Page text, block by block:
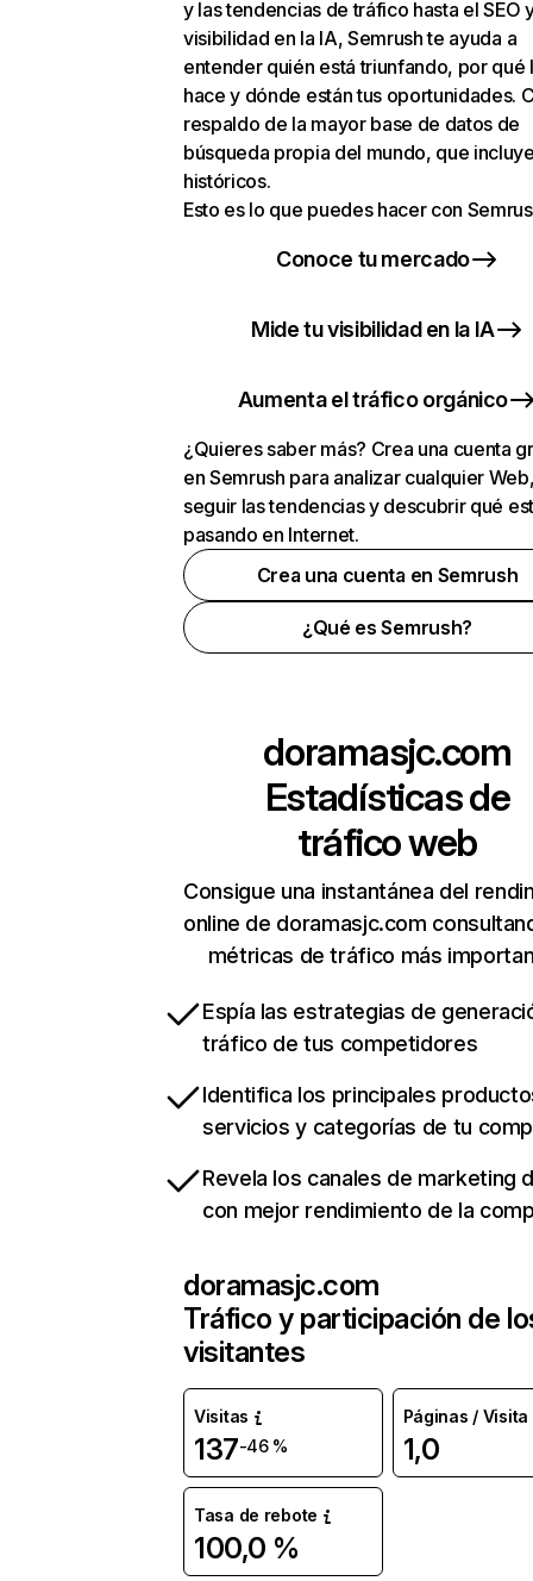
y las tendencias de tráfico hasta el SEO
visibilidad en la IA, Semrush te ayuda a
entender quién está triunfando, por qué
hace y dónde están tus oportunidades.
respaldo de la mayor base de datos de
búsqueda propia del mundo, que
históricos.
Esto es lo que puedes hacer con
Conoce tu mercado
Mide tu visibilidad en la IA
Aumenta el tráfico orgánico
¿Quieres saber más? Crea una cuenta
en Semrush para analizar cualquier
seguir las tendencias y descubrir qué
pasando en Internet.
Crea una cuenta en Semrush
¿Qué es Semrush?
doramasjc.com
Estadísticas de
tráfico web
Consigue una instantánea del
online de doramasjc.com
métricas de tráfico más
Espía las estrategias de
tráfico de tus competidores
Identifica los principales
servicios y categorías de tu
Revela los canales de marketing
con mejor rendimiento de la
doramasjc.com
Tráfico y participación de
visitantes
Visitas
137-46 %
Páginas / Visita
1,0
Tasa de rebote
100,0 %